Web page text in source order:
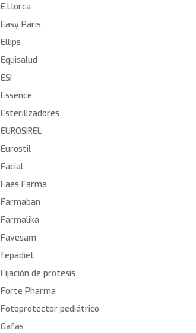
E.Llorca
Easy Paris
Ellips
Equisalud
ESI
Essence
Esterilizadores
EUROSIREL
Eurostil
Facial
Faes Farma
Farmaban
Farmalika
Favesam
fepadiet
Fijación de protesis
Forte Pharma
Fotoprotector pediátrico
Gafas